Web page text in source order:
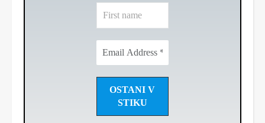
name
Address
*